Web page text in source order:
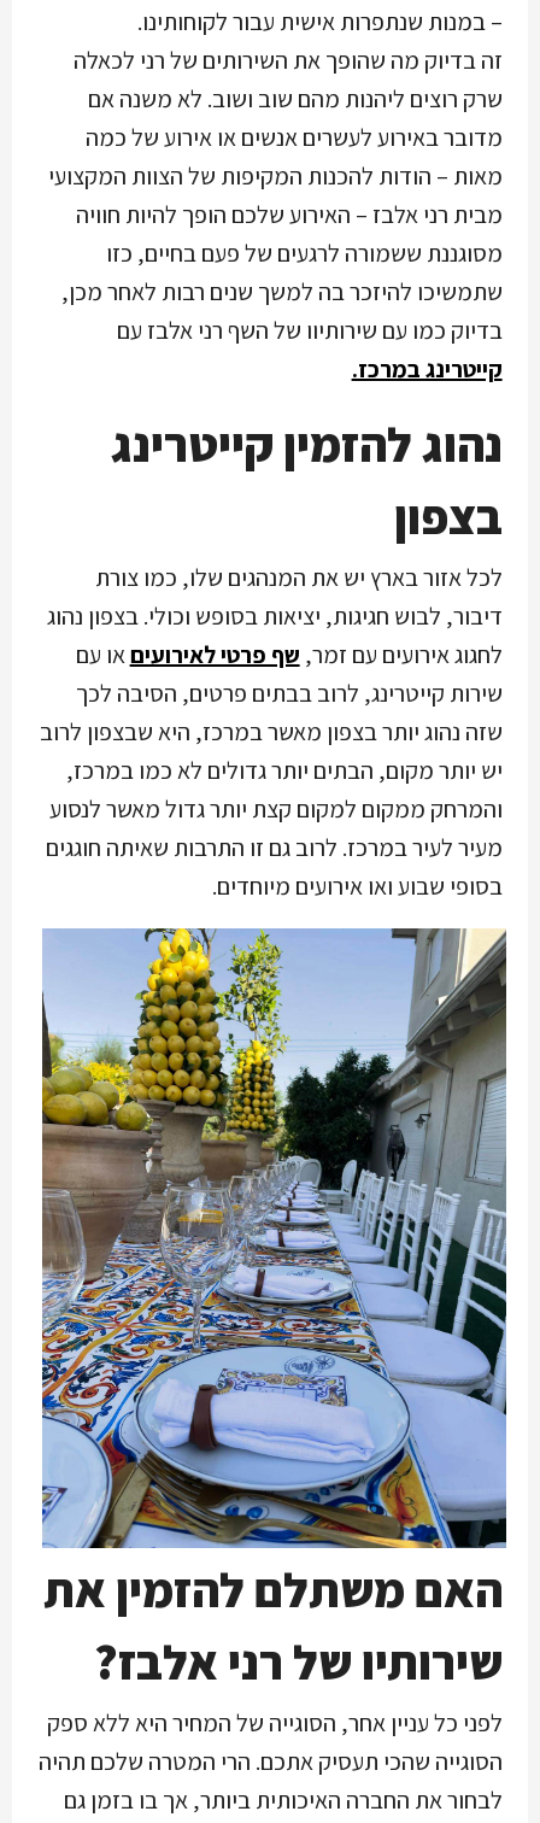
– במנות שנתפרות אישית עבור לקוחותינו.
זה בדיוק מה שהופך את השירותים של רני לכאלה
שרק רוצים ליהנות מהם שוב ושוב. לא משנה אם
מדובר באירוע לעשרים אנשים או אירוע של כמה
מאות – הודות להכנות המקיפות של הצוות המקצועי
מבית רני אלבז – האירוע שלכם הופך להיות חוויה
מסוגננת ששמורה לרגעים של פעם בחיים, כזו
שתמשיכו להיזכר בה למשך שנים רבות לאחר מכן,
בדיוק כמו עם שירותיוו של השף רני אלבז עם
קייטרינג במרכז.
נהוג להזמין קייטרינג
בצפון
לכל אזור בארץ יש את המנהגים שלו, כמו צורת
דיבור, לבוש חגיגות, יציאות בסופש וכולי. בצפון נהוג
לחגוג אירועים עם זמר, שף פרטי לאירועיםאו עם
שירות קייטרינג, לרוב בבתים פרטים, הסיבה לכך
שזה נהוג יותר בצפון מאשר במרכז, היא שבצפון לרוב
יש יותר מקום, הבתים יותר גדולים לא כמו במרכז,
והמרחק ממקום למקום קצת יותר גדול מאשר לנסוע
מעיר לעיר במרכז. לרוב גם זו התרבות שאיתה חוגגים
בסופי שבוע ואו אירועים מיוחדים.
האם משתלם להזמין את
שירותיו של רני אלבז?
לפני כל עניין אחר, הסוגייה של המחיר היא ללא ספק
הסוגייה שהכי תעסיק אתכם. הרי המטרה שלכם תהיה
לבחור את החברה האיכותית ביותר, אך בו בזמן גם